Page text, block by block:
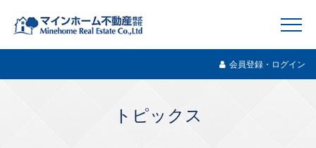
会員登録・ログイン
トピックス